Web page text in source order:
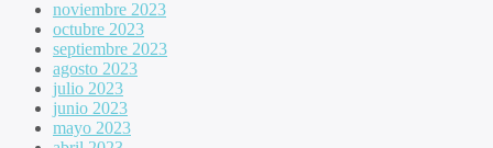
noviembre 2023
octubre 2023
septiembre 2023
agosto 2023
julio 2023
junio 2023
mayo 2023